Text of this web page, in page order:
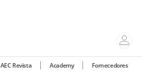
AEC Revista Academy Fornecedores